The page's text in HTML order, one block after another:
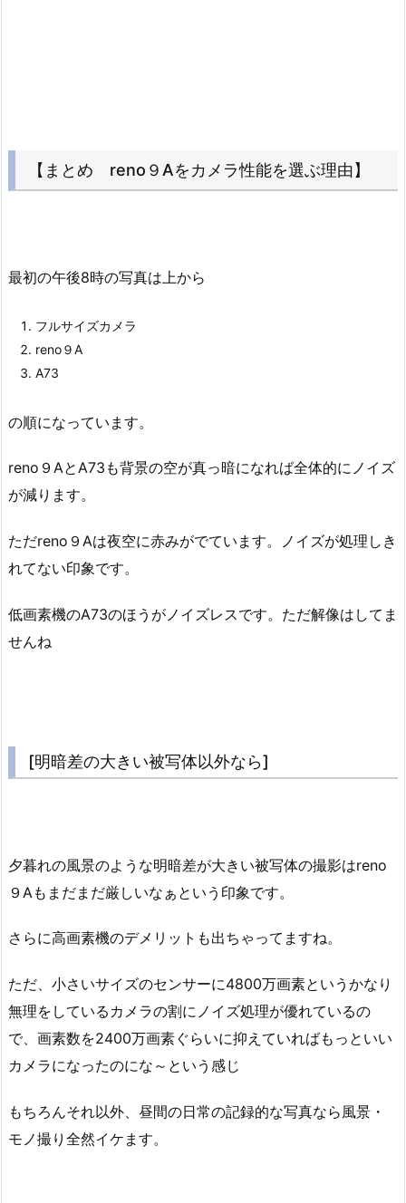
【まとめ reno９Aをカメラ性能を選ぶ理由】
最初の午後8時の写真は上から
フルサイズカメラ
reno９A
A73
の順になっています。
reno９AとA73も背景の空が真っ暗になれば全体的にノイズ
が減ります。
ただreno９Aは夜空に赤みがでています。ノイズが処理しき
れてない印象です。
低画素機のA73のほうがノイズレスです。ただ解像はしてま
せんね
[明暗差の大きい被写体以外なら]
夕暮れの風景のような明暗差が大きい被写体の撮影はreno
９Aもまだまだ厳しいなぁという印象です。
さらに高画素機のデメリットも出ちゃってますね。
ただ、小さいサイズのセンサーに4800万画素というかなり
無理をしているカメラの割にノイズ処理が優れているの
で、画素数を2400万画素ぐらいに抑えていればもっといい
カメラになったのにな～という感じ
もちろんそれ以外、昼間の日常の記録的な写真なら風景・
モノ撮り全然イケます。